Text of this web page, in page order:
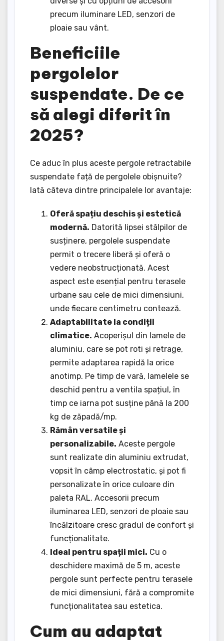
precum iluminare LED, senzori de
ploaie sau vânt.
Beneficiile
pergolelor
suspendate. De ce
să alegi diferit în
2025?
Ce aduc în plus aceste pergole retractabile
suspendate față de pergolele obișnuite?
Iată câteva dintre principalele lor avantaje:
Oferă spațiu deschis și estetică
modernă. Datorită lipsei stâlpilor de
susținere, pergolele suspendate
permit o trecere liberă și oferă o
vedere neobstrucționată. Acest
aspect este esențial pentru terasele
urbane sau cele de mici dimensiuni,
unde fiecare centimetru contează.
Adaptabilitate la condiții
climatice. Acoperișul din lamele de
aluminiu, care se pot roti și retrage,
permite adaptarea rapidă la orice
anotimp. Pe timp de vară, lamelele se
deschid pentru a ventila spațiul, în
timp ce iarna pot susține până la 200
kg de zăpadă/mp.
Rămân versatile și
personalizabile. Aceste pergole
sunt realizate din aluminiu extrudat,
vopsit în câmp electrostatic, și pot fi
personalizate în orice culoare din
paleta RAL. Accesorii precum
iluminarea LED, senzori de ploaie sau
încălzitoare cresc gradul de confort și
funcționalitate.
Ideal pentru spații mici. Cu o
deschidere maximă de 5 m, aceste
pergole sunt perfecte pentru terasele
de mici dimensiuni, fără a compromite
funcționalitatea sau estetica.
Cum au adaptat